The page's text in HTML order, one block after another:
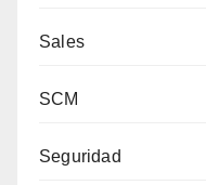
Sales
SCM
Seguridad